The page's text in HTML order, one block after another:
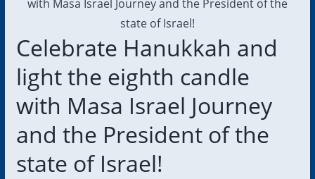
Celebrate Hanukkah and
light the eighth candle
with Masa Israel Journey
and the President of the
state of Israel!